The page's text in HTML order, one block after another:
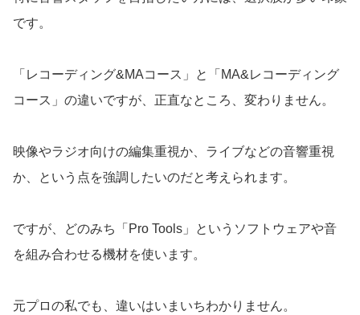
です。
「レコーディング&MAコース」と「MA&レコーディング
コース」の違いですが、正直なところ、変わりません。
映像やラジオ向けの編集重視か、ライブなどの音響重視
か、という点を強調したいのだと考えられます。
ですが、どのみち「Pro Tools」というソフトウェアや音
を組み合わせる機材を使います。
元プロの私でも、違いはいまいちわかりません。